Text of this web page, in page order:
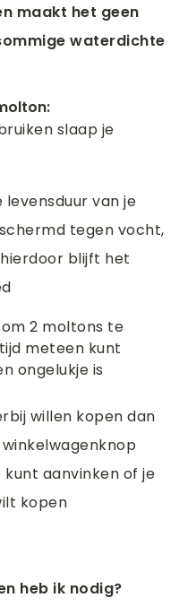
maakt het geen
waterdichte
slaap je
van je
tegen vocht,
blijft het
2 moltons te
meteen kunt
ongelukje is
willen kopen dan
aanvinken of je
kopen
heb ik nodig?